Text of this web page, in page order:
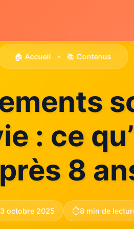
🏠 Accueil • 📚 Contenus
: ce
8
octobre 2025 ⏱️8 min de